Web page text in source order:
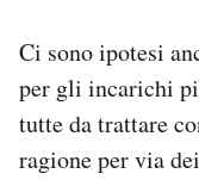
Ci sono ipotesi
per gli incarichi
tutte da trattare
ragione per via